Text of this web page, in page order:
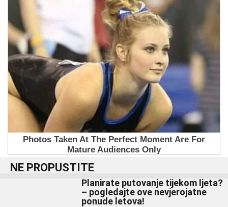
NE PROPUSTITE
Planirate putovanje tijekom ljeta?
– pogledajte ove nevjerojatne
ponude letova!